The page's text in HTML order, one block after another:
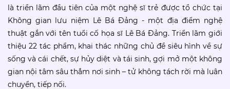
là triển lãm đầu tiên của một nghệ sĩ trẻ được tổ chức tại
Không gian lưu niệm Lê Bá Đảng - một địa điểm nghệ
thuật gắn với tên tuổi cố họa sĩ Lê Bá Đảng. Triển lãm giới
thiệu 22 tác phẩm, khai thác những chủ đề siêu hình về sự
sống và cái chết, sự hủy diệt và tái sinh, gợi mở một không
gian nội tâm sâu thẳm nơi sinh – tử không tách rời mà luân
chuyển, tiếp nối.